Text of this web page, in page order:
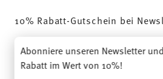
10% Rabatt-Gutschein bei
Abonniere unseren Newsletter
Rabatt im Wert von 10%!